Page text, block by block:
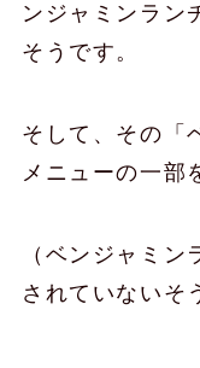
ンジャミンラン
そうです。
そして、その「
メニューの一部
（ベンジャミ
されていないそ